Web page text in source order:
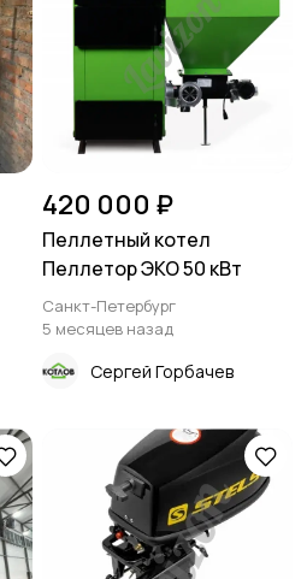
420 000 ₽
Пеллетный котел
Пеллетор ЭКО 50 кВт
Санкт-Петербург
5 месяцев назад
Сергей Горбачев